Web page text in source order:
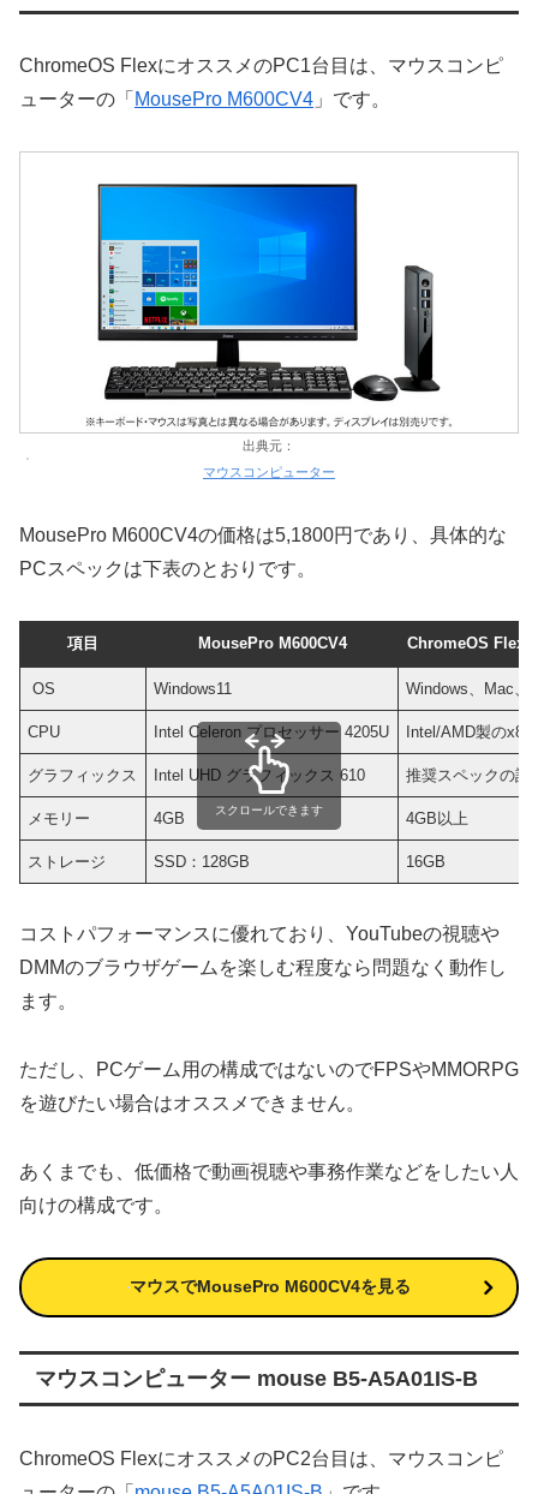
ChromeOS FlexにオススメのPC1台目は、マウスコンピ
ューターの「 MousePro M600CV4 」です。
出典元：
マウスコンピューター
MousePro M600CV4の価格は5,1800円であり、具体的な
PCスペックは下表のとおりです。
項目 MousePro M600CV4 ChromeOS Flex
OS Windows11 Windows、Mac、
CPU Intel Celeron プロセッサー 4205U Intel/AMD製の
グラフィックス Intel UHD グラフィックス 610 推奨スペックの記
メモリー 4GB 4GB以上
ストレージ SSD：128GB 16GB
スクロールできます
コストパフォーマンスに優れており、YouTubeの視聴や
DMMのブラウザゲームを楽しむ程度なら問題なく動作し
ます。
ただし、PCゲーム用の構成ではないのでFPSやMMORPG
を遊びたい場合はオススメできません。
あくまでも、低価格で動画視聴や事務作業などをしたい人
向けの構成です。
マウスでMousePro M600CV4を見る
マウスコンピューター mouse B5-A5A01IS-B
ChromeOS FlexにオススメのPC2台目は、マウスコンピ